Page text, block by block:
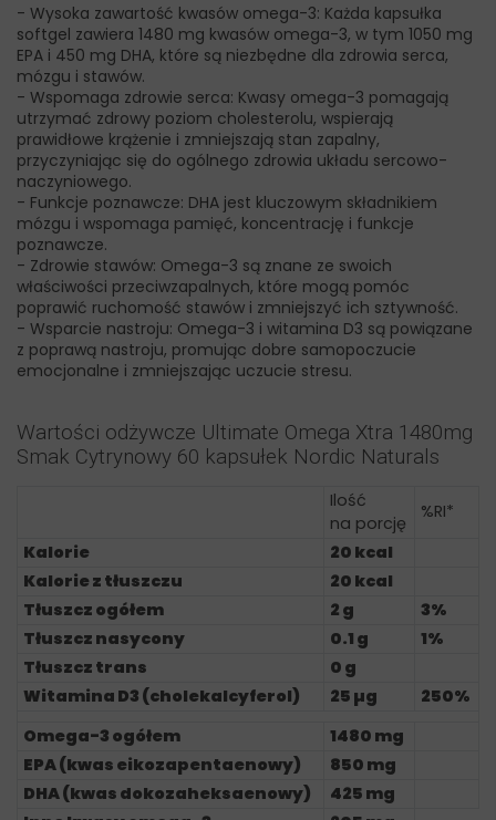
- Wysoka zawartość kwasów omega-3: Każda kapsułka
softgel zawiera 1480 mg kwasów omega-3, w tym 1050 mg
EPA i 450 mg DHA, które są niezbędne dla zdrowia serca,
mózgu i stawów.
- Wspomaga zdrowie serca: Kwasy omega-3 pomagają
utrzymać zdrowy poziom cholesterolu, wspierają
prawidłowe krążenie i zmniejszają stan zapalny,
przyczyniając się do ogólnego zdrowia układu sercowo-
naczyniowego.
- Funkcje poznawcze: DHA jest kluczowym składnikiem
mózgu i wspomaga pamięć, koncentrację i funkcje
poznawcze.
- Zdrowie stawów: Omega-3 są znane ze swoich
właściwości przeciwzapalnych, które mogą pomóc
poprawić ruchomość stawów i zmniejszyć ich sztywność.
- Wsparcie nastroju: Omega-3 i witamina D3 są powiązane
z poprawą nastroju, promując dobre samopoczucie
emocjonalne i zmniejszając uczucie stresu.
Wartości odżywcze Ultimate Omega Xtra 1480mg
Smak Cytrynowy 60 kapsułek Nordic Naturals
Ilość
na porcję
%RI*
Kalorie
20 kcal
Kalorie z tłuszczu
20 kcal
Tłuszcz ogółem
2 g
3%
Tłuszcz nasycony
0.1 g
1%
Tłuszcz trans
0 g
Witamina D3 (cholekalcyferol)
25 µg
250%
Omega-3 ogółem
1480 mg
EPA (kwas eikozapentaenowy)
850 mg
DHA (kwas dokozaheksaenowy)
425 mg